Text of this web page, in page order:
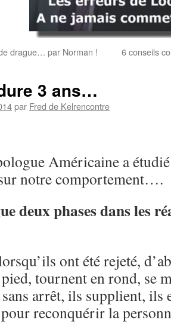
drague… par Norman ! 6 conseils
3 ans…
par Fred de Kelrencontre
Américaine a
notre comportement….
deux phases dans les
ont été rejeté,
tournent en rond, se
arrêt, ils supplient, ils
reconquérir la